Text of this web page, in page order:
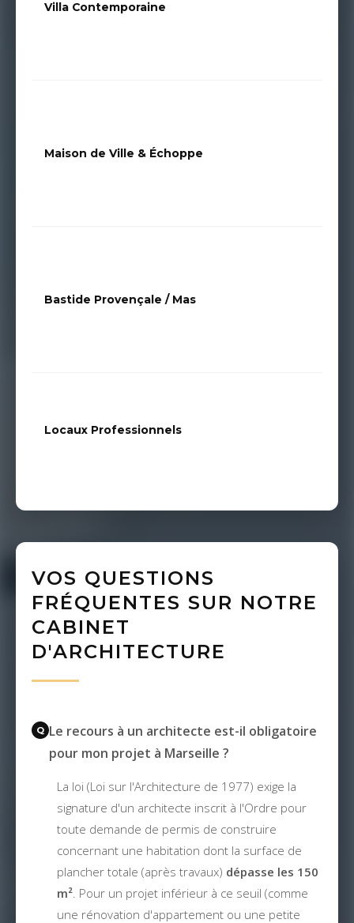
Villa Contemporaine
Maison de Ville & Échoppe
Bastide Provençale / Mas
Locaux Professionnels
VOS QUESTIONS
FRÉQUENTES SUR NOTRE
CABINET
D'ARCHITECTURE
Le recours à un architecte est-il obligatoire
pour mon projet à Marseille ?
La loi (Loi sur l'Architecture de 1977) exige la
signature d'un architecte inscrit à l'Ordre pour
toute demande de permis de construire
concernant une habitation dont la surface de
plancher totale (après travaux) dépasse les 150
m². Pour un projet inférieur à ce seuil (comme
une rénovation d'appartement ou une petite